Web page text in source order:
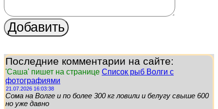
Последние комментарии на сайте:
'Саша' пишет на странице Список рыб Волги с
фотографиями
21.07.2026 16:03:38
Сома на Волге и по более 300 кг ловили и белугу свыше 600
но уже давно